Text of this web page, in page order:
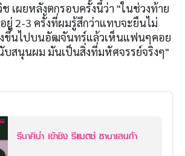
เผยหลังตกรอบครั้งนี้ว่า "ในช่วงท้าย
ยู่ 2-3 ครั้งที่ผมรู้สึกว่าแทบจะยืนไม่
ขึ้นไปบนอัฒจันทร์แล้วเห็นแฟนๆคอย
บสนุนผม มันเป็นสิ่งที่มหัศจรรย์จริงๆ"
รีบาคิน่า เข้าชิง รีแมตช์ ซาบาเลนก้า